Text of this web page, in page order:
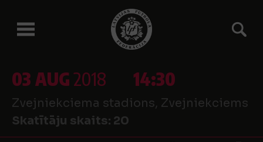
03 AUG2018 14:30
Zvejniekciema stadions, Zvejniekciems
Skatītāju skaits: 20